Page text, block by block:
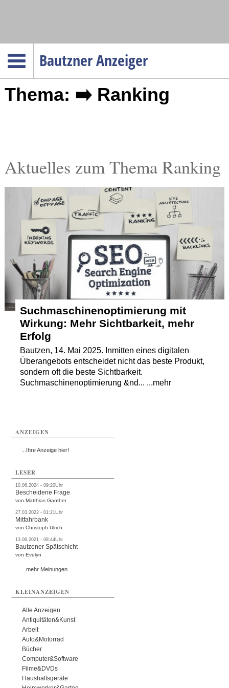
Bautzner Anzeiger
Menüpunkte
Startseite
Verkehr
Kultur
Sport
Termine
Kostenlos
Thema: ➡️ Ranking
Aktuelles zum Thema Ranking
Suchmaschinenoptimierung mit
Wirkung: Mehr Sichtbarkeit, mehr
Erfolg
Bautzen, 14. Mai 2025. Inmitten eines digitalen
Überangebots entscheidet nicht das beste Produkt,
sondern oft die beste Sichtbarkeit.
Suchmaschinenoptimierung &nd... ...mehr
ANZEIGEN
...Ihre Anzeige hier!
LESER
10.06.2024 - 09:20Uhr
Bescheidene Frage
von Matthias Ganther
27.03.2022 - 01:21Uhr
Mitfahrbank
von Christoph Ulrich
13.06.2021 - 08:44Uhr
Bautzener Spätschicht
von Evelyn
...mehr Meinungen
KLEINANZEIGEN
Alle Anzeigen
Antiquitäten&Kunst
Arbeit
Auto&Motorrad
Bücher
Computer&Software
Filme&DVDs
Haushaltsgeräte